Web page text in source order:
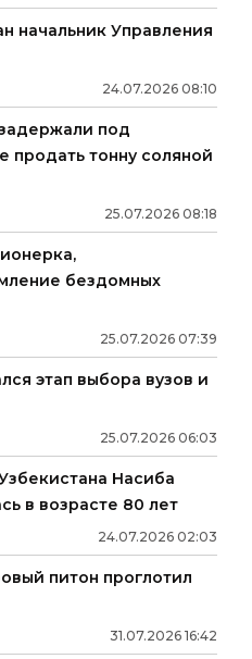
начальник Управления
24.07.2026 08:10
под
продать тонну соляной
25.07.2026 08:18
бездомных
25.07.2026 07:39
этап выбора вузов и
25.07.2026 06:03
Насиба
в возрасте 80 лет
24.07.2026 02:03
питон проглотил
31.07.2026 16:42